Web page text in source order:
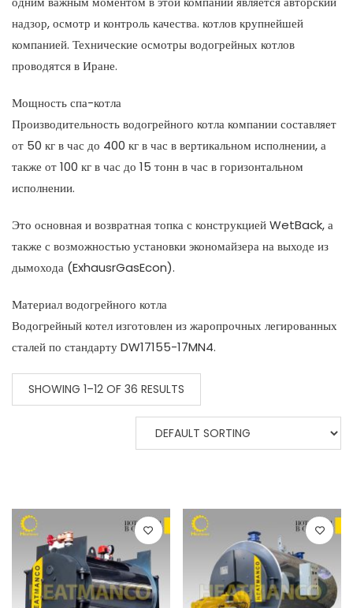
надзор, осмотр и контроль качества. котлов крупнейшей
компанией. Технические осмотры водогрейных котлов
проводятся в Иране.
Мощность спа-котла
Производительность водогрейного котла компании составляет
от 50 кг в час до 400 кг в час в вертикальном исполнении, а
также от 100 кг в час до 15 тонн в час в горизонтальном
исполнении.
Это основная и возвратная топка с конструкцией WetBack, а
также с возможностью установки экономайзера на выходе из
дымохода (ExhausrGasEcon).
Материал водогрейного котла
Водогрейный котел изготовлен из жаропрочных легированных
сталей по стандарту DW17155-17MN4.
SHOWING 1–12 OF 36 RESULTS